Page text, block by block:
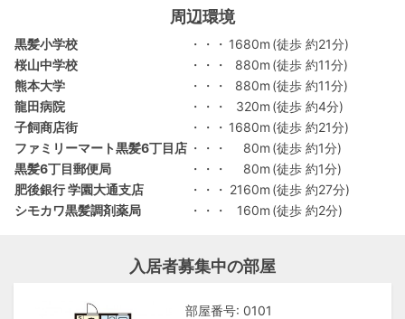
周辺環境
黒髪小学校 ・・・ 1680m (徒歩 約21分)
桜山中学校
・・・ 880m (徒歩 約11分)
熊本大学
・・・ 880m (徒歩 約11分)
龍田病院
・・・ 320m (徒歩 約4分)
子飼商店街
・・・ 1680m (徒歩 約21分)
ファミリーマート黒髪6丁目店 ・・・ 80m (徒歩 約1分)
黒髪6丁目郵便局
・・・ 80m (徒歩 約1分)
肥後銀行 学園大通支店
・・・ 2160m (徒歩 約27分)
シモカワ黒髪調剤薬局
・・・ 160m (徒歩 約2分)
入居者募集中の部屋
部屋番号: 0101